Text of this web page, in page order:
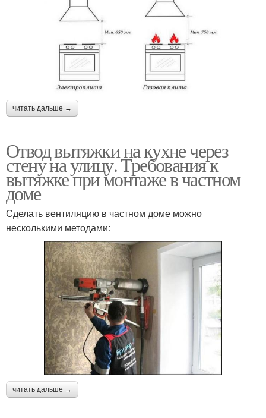
читать дальше →
Отвод вытяжки на кухне через
стену на улицу. Требования к
вытяжке при монтаже в частном
доме
Сделать вентиляцию в частном доме можно
несколькими методами:
читать дальше →